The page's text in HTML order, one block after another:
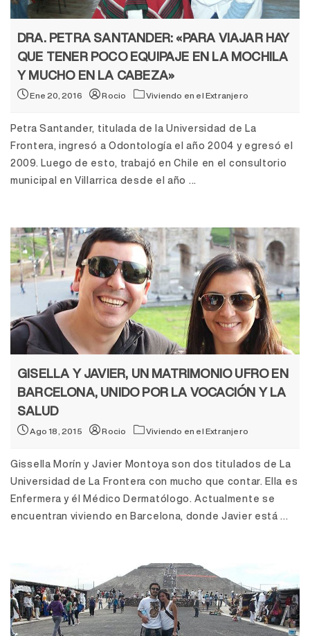
DRA. PETRA SANTANDER: «PARA VIAJAR HAY
QUE TENER POCO EQUIPAJE EN LA MOCHILA
Y MUCHO EN LA CABEZA»
Ene 20, 2016 Rocio Viviendo en el Extranjero
Petra Santander, titulada de la Universidad de La
Frontera, ingresó a Odontología el año 2004 y egresó el
2009. Luego de esto, trabajó en Chile en el consultorio
municipal en Villarrica desde el año ...
GISELLA Y JAVIER, UN MATRIMONIO UFRO EN
BARCELONA, UNIDO POR LA VOCACIÓN Y LA
SALUD
Ago 18, 2015 Rocio Viviendo en el Extranjero
Gissella Morín y Javier Montoya son dos titulados de La
Universidad de La Frontera con mucho que contar. Ella es
Enfermera y él Médico Dermatólogo. Actualmente se
encuentran viviendo en Barcelona, donde Javier está ...